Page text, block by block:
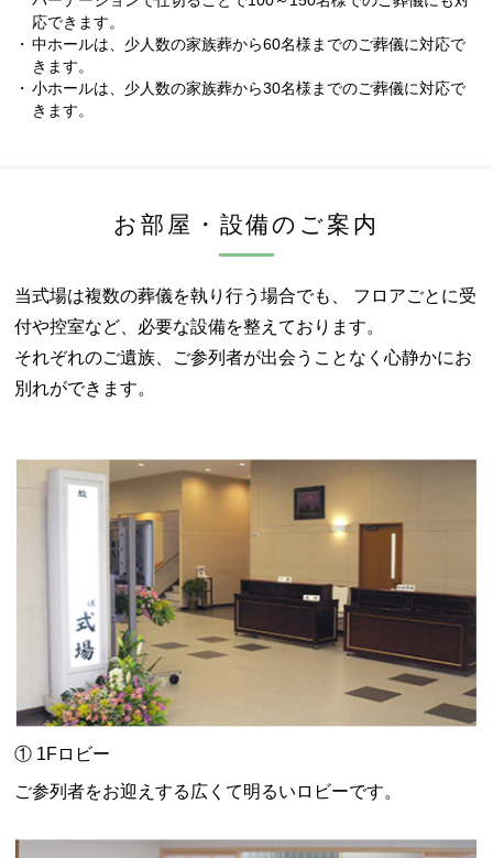
応できます。
中ホールは、少人数の家族葬から60名様までのご葬儀に対応で
きます。
小ホールは、少人数の家族葬から30名様までのご葬儀に対応で
きます。
お部屋・設備のご案内
当式場は複数の葬儀を執り行う場合でも、
フロアごとに受
付や控室など、必要な設備を整えております。
それぞれのご遺族、ご参列者が出会うことなく心静かにお
別れができます。
① 1Fロビー
ご参列者をお迎えする広くて明るいロビーです。